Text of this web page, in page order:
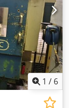
stundas:
h
1 / 6